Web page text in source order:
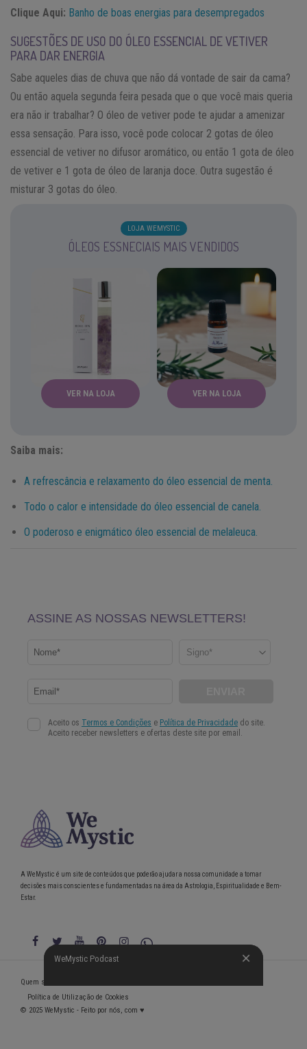
Clique Aqui: Banho de boas energias para desempregados
SUGESTÕES DE USO DO ÓLEO ESSENCIAL DE VETIVER
PARA DAR ENERGIA
Sabe aqueles dias de chuva que não dá vontade de sair da cama?
Ou então aquela segunda feira pesada que o que você mais queria
era não ir trabalhar? O óleo de vetiver pode te ajudar a amenizar
essa sensação. Para isso, você pode colocar 2 gotas de óleo
essencial de vetiver no difusor aromático, ou então 1 gota de óleo
de vetiver e 1 gota de óleo de laranja doce. Outra sugestão é
misturar 3 gotas do óleo.
LOJA WEMYSTIC
ÓLEOS ESSNECIAIS MAIS VENDIDOS
VER NA LOJA VER NA LOJA
Saiba mais:
A refrescância e relaxamento do óleo essencial de menta.
Todo o calor e intensidade do óleo essencial de canela.
O poderoso e enigmático óleo essencial de melaleuca.
WeMystic Podcast
A WeMystic é um site de conteúdos que poderão ajudar a nossa comunidade a tomar
decisões mais conscientes e fundamentadas na área da Astrologia, Espiritualidade e Bem-
Estar.
WeMystic Podcast
Quem somos
Política de Utilização de Cookies
© 2025 WeMystic - Feito por nós, com ♥